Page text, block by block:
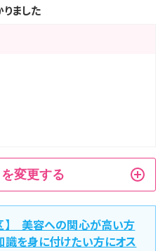
ました
変更する
】 美容への関心が高い方
識を身に付けたい方にオス